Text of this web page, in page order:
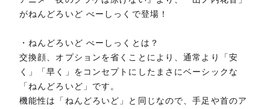
がねんどろいど べーしっくで登場！
・ねんどろいど べーしっくとは？
交換顔、オプションを省くことにより、通常より「安
く」「早く」をコンセプトにしたまさにベーシックな
「ねんどろいど」です。
機能性は「ねんどろいど」と同じなので、手足や首のア